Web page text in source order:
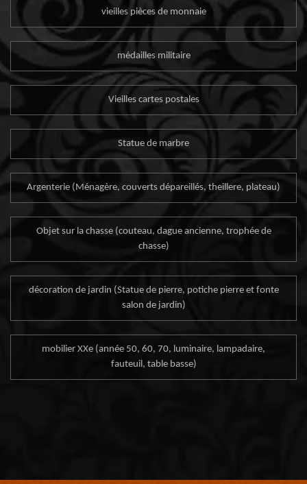
vieilles pièces de monnaie
médailles militaire
Vieilles cartes postales
Statue de marbre
Argenterie (Ménagère, couverts dépareillés, theillere, plateau)
Objet sur la chasse (couteau, dague ancienne, trophée de
chasse)
décoration de jardin (Statue de pierre, potiche pierre et fonte
salon de jardin)
mobilier XXe (année 50, 60, 70, luminaire, lampadaire,
fauteuil, table basse)